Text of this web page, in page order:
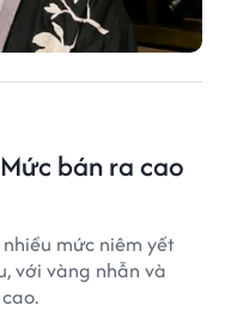
bán ra cao
mức niêm yết
với vàng nhẫn và